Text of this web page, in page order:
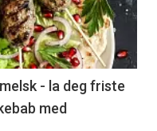
- la deg friste
med